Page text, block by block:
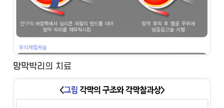
망막박리의 치료